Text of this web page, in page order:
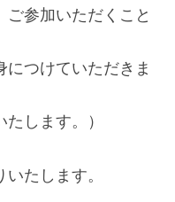
参加いただくこと
につけていただきま
します。）
たします。